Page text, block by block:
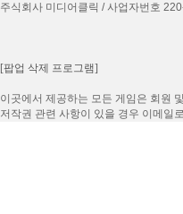
주식회사 미디어클릭 / 사업자번호
[팝업 삭제 프로그램]
이곳에서 제공하는 모든 게임은 회원
저작권 관련 사항이 있을 경우 이메일